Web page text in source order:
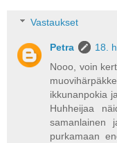
Vastaukset
Petra
18.
Nooo, voin
ikkunanpokia
Huhheijaa
samanlainen
purkamaan